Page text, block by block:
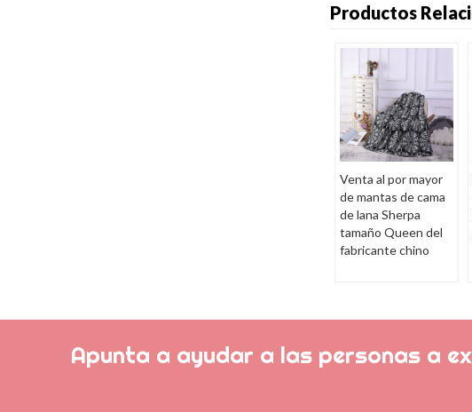
Productos
Venta al por mayor
de mantas de cama
de lana Sherpa
tamaño Queen del
fabricante chino
Apunta a ayudar a las personas a